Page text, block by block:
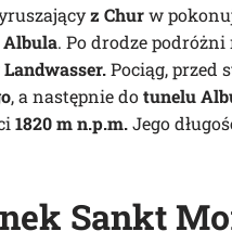
z Churw
. Po drodze
Pociąg, przed
, a następnie dotunelu
1820 m n.p.m.Jego
Sankt